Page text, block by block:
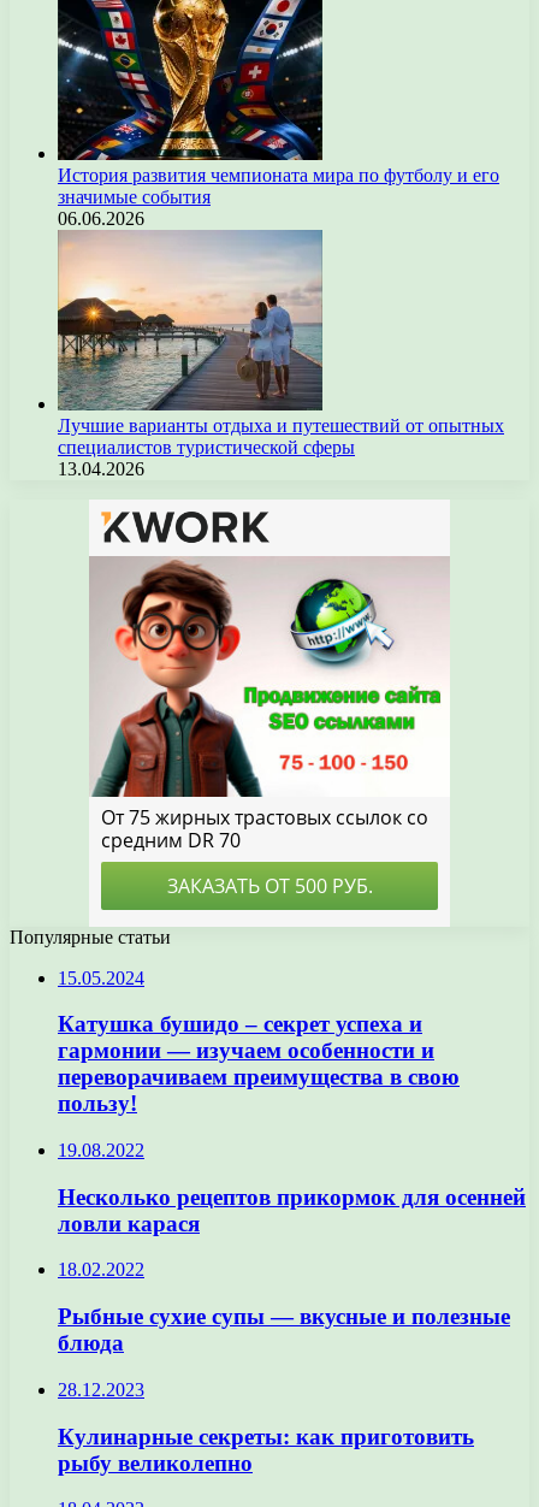
История развития чемпионата мира по футболу и его
значимые события
06.06.2026
Лучшие варианты отдыха и путешествий от опытных
специалистов туристической сферы
13.04.2026
Популярные статьи
15.05.2024
Катушка бушидо – секрет успеха и
гармонии — изучаем особенности и
переворачиваем преимущества в свою
пользу!
19.08.2022
Несколько рецептов прикормок для осенней
ловли карася
18.02.2022
Рыбные сухие супы — вкусные и полезные
блюда
28.12.2023
Кулинарные секреты: как приготовить
рыбу великолепно